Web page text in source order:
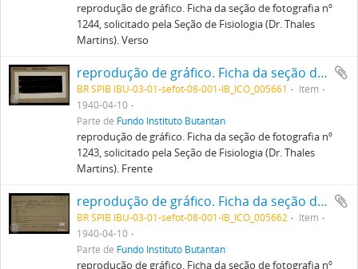
reprodução de gráfico. Ficha da seção de fotografia nº
1244, solicitado pela Seção de Fisiologia (Dr. Thales
Martins). Verso
reprodução de gráfico. Ficha da seção de fotografia nº 1243, solicitado pela Seção de Fisiologia (Dr. Thales Martins). Frente
BR SPIB IBU-03-01-sefot-08-001-IB_ICO_005661
Item
1940-04-10
Parte de Fundo Instituto Butantan
reprodução de gráfico. Ficha da seção de fotografia nº
1243, solicitado pela Seção de Fisiologia (Dr. Thales
Martins). Frente
reprodução de gráfico. Ficha da seção de fotografia nº 1243, solicitado pela Seção de Fisiologia (Dr. Thales Martins). Verso
BR SPIB IBU-03-01-sefot-08-001-IB_ICO_005662
Item
1940-04-10
Parte de Fundo Instituto Butantan
reprodução de gráfico. Ficha da seção de fotografia nº